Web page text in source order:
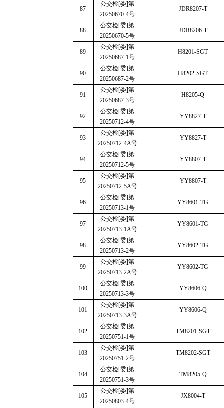
87
公交检[委]第
20250670-4号
JDR8207-T
88
公交检[委]第
20250670-5号
JDR8206-T
89
公交检[委]第
20250687-1号
H8201-SGT
90
公交检[委]第
20250687-2号
H8202-SGT
91
公交检[委]第
20250687-3号
H8205-Q
92
公交检[委]第
20250712-4号
YY8827-T
93
公交检[委]第
20250712-4A号
YY8827-T
94
公交检[委]第
20250712-5号
YY8807-T
95
公交检[委]第
20250712-5A号
YY8807-T
96
公交检[委]第
20250713-1号
YY8601-TG
97
公交检[委]第
20250713-1A号
YY8601-TG
98
公交检[委]第
20250713-2号
YY8602-TG
99
公交检[委]第
20250713-2A号
YY8602-TG
100
公交检[委]第
20250713-3号
YY8606-Q
101
公交检[委]第
20250713-3A号
YY8606-Q
102
公交检[委]第
20250751-1号
TM8201-SGT
103
公交检[委]第
20250751-2号
TM8202-SGT
104
公交检[委]第
20250751-3号
TM8205-Q
105
公交检[委]第
20250803-4号
JX8004-T